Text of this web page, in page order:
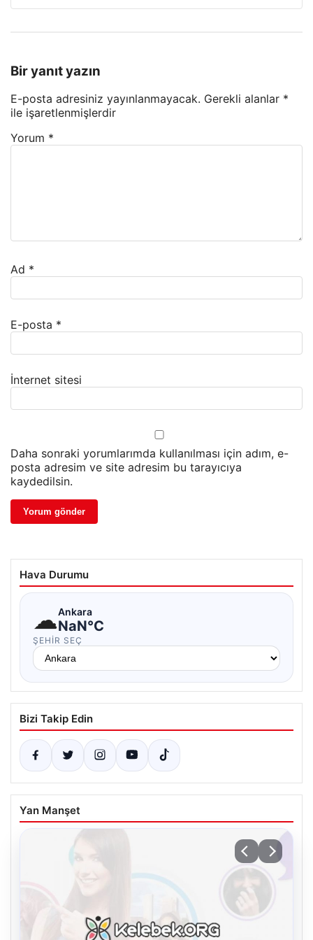
Bir yanıt yazın
E-posta adresiniz yayınlanmayacak. Gerekli alanlar *
ile işaretlenmişlerdir
Yorum *
Ad *
E-posta *
İnternet sitesi
Daha sonraki yorumlarımda kullanılması için adım, e-
posta adresim ve site adresim bu tarayıcıya
kaydedilsin.
Hava Durumu
☁Ankara
NaN°C
ŞEHIR SEÇ
Bizi Takip Edin
Yan Manşet